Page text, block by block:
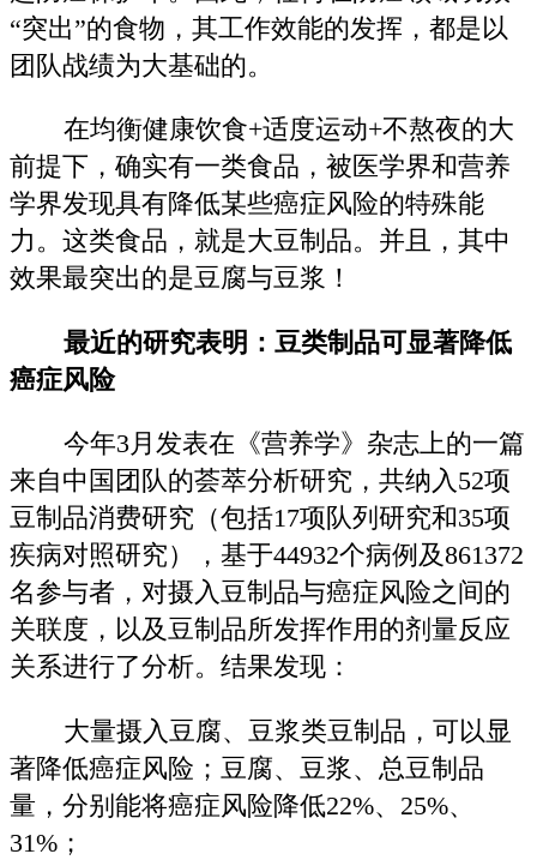
“突出”的食物，其工作效能的发挥，都是以
团队战绩为大基础的。
在均衡健康饮食+适度运动+不熬夜的大
前提下，确实有一类食品，被医学界和营养
学界发现具有降低某些癌症风险的特殊能
力。这类食品，就是大豆制品。并且，其中
效果最突出的是豆腐与豆浆！
最近的研究表明： 豆类制品可显著降低
癌症风险
今年3月发表在《营养学》杂志上的一篇
来自中国团队的荟萃分析研究，共纳入52项
豆制品消费研究（包括17项队列研究和35项
疾病对照研究），基于44932个病例及861372
名参与者，对摄入豆制品与癌症风险之间的
关联度，以及豆制品所发挥作用的剂量反应
关系进行了分析。结果发现：
大量摄入豆腐、豆浆类豆制品，可以显
著降低癌症风险；豆腐、豆浆、总豆制品
量，分别能将癌症风险降低22%、25%、
31%；